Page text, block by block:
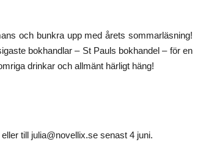
och bunkra upp med årets sommarläsning!
bokhandlar – St Pauls bokhandel – för en
drinkar och allmänt härligt häng!
eller till julia@novellix.se senast 4 juni.